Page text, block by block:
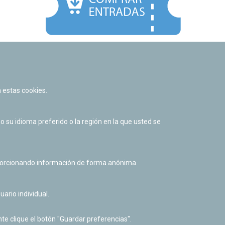
Política de cookies
Derecho de acceso a información pública
cookies.
su idioma preferido o la región en la que usted se
información de forma anónima.
individual.
clique el botón "Guardar preferencias".